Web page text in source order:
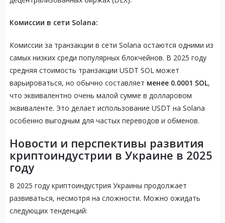
Комиссии в сети Solana:
Комиссии за транзакции в сети Solana остаются одними из
самых низких среди популярных блокчейнов. В 2025 году
средняя стоимость транзакции USDT SOL может
варьироваться, но обычно составляет менее 0.0001 SOL,
что эквивалентно очень малой сумме в долларовом
эквиваленте. Это делает использование USDT на Solana
особенно выгодным для частых переводов и обменов.
Новости и перспективы развития
криптоиндустрии в Украине в 2025
году
В 2025 году криптоиндустрия Украины продолжает
развиваться, несмотря на сложности. Можно ожидать
следующих тенденций: